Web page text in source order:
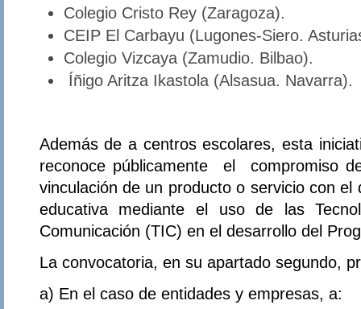
Colegio Cristo Rey (Zaragoza).
CEIP El Carbayu (Lugones-Siero.
Colegio Vizcaya (Zamudio. Bilbao).
Íñigo Aritza Ikastola (Alsasua. Navarra).
Además de a centros escolares, esta
reconoce públicamente el compromiso
vinculación de un producto o servicio con
educativa mediante el uso de las
Comunicación (TIC) en el desarrollo del
La convocatoria, en su apartado segundo,
a) En el caso de entidades y empresas, a: